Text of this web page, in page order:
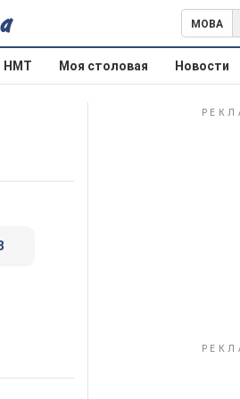
МОВА
НМТ Моя столовая Новости